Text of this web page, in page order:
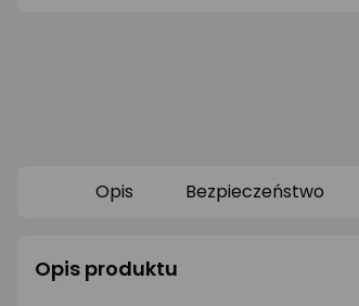
Opis Bezpieczeństwo
Opis produktu